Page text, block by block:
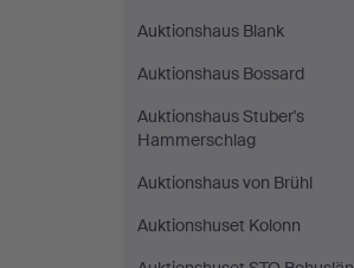
Auktionshaus Blank
Auktionshaus Bossard
Auktionshaus Stuber's
Hammerschlag
Auktionshaus von Brühl
Auktionshuset Kolonn